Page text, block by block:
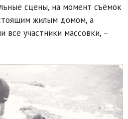
сцены, на момент съёмок
жилым домом, а
все участники массовки, –